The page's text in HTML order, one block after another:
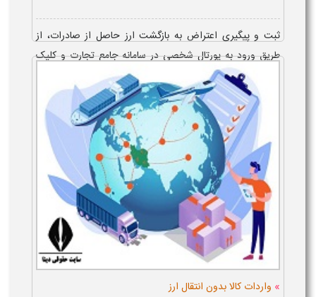
ثبت و پیگیری اعتراض به بازگشت ارز حاصل از صادرات، از
طریق ورود به پورتال شخصی در سامانه جامع تجارت و کلیک
برروی گزینه ثبت و پیگیری مشکل، صورت می گیرد و برای این
امر، فرد باید، از مدارک ...
» واردات کالا بدون انتقال ارز